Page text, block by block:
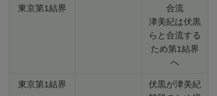
東京第1結界
合流
津美紀は伏黒
らと合流する
ため第1結界
へ
東京第1結界
伏黒が津美紀